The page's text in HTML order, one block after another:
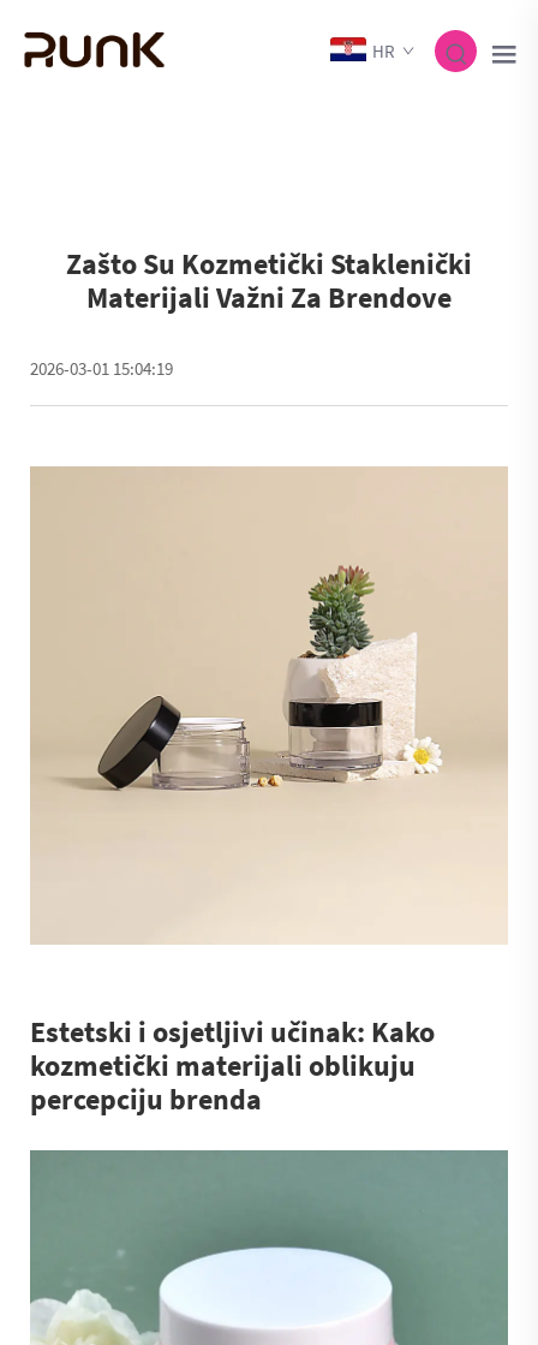
HR
Zašto Su Kozmetički Staklenički
Materijali Važni Za Brendove
2026-03-01 15:04:19
Estetski i osjetljivi učinak: Kako
kozmetički materijali oblikuju
percepciju brenda